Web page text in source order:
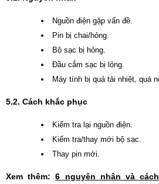
Nguồn điện gặp vấn đề.
Pin bị chai/hỏng.
Bộ sạc bị hỏng.
Đầu cắm sạc bị lỏng.
Máy tính bị quá tải nhiệt, quá
5.2. Cách khắc phục
Kiểm tra lại nguồn điện.
Kiểm tra/thay mới bộ sạc.
Thay pin mới.
Xem thêm:6 nguyên nhân và